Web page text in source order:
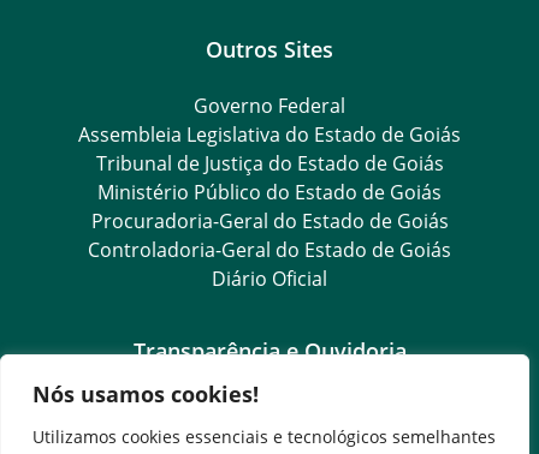
Nós usamos cookies!
Utilizamos cookies essenciais e tecnológicos semelhantes
Outros Sites
Governo Federal
Assembleia Legislativa do Estado de Goiás
Tribunal de Justiça do Estado de Goiás
Ministério Público do Estado de Goiás
Procuradoria-Geral do Estado de Goiás
Controladoria-Geral do Estado de Goiás
Diário Oficial
Transparência e Ouvidoria
LGPD
Goiás Transparência